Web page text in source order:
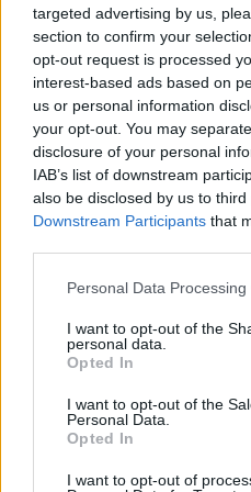
targeted advertising by us,
section to confirm your
opt-out request is processed
interest-based ads based on
us or personal information
your opt-out. You may
disclosure of your personal
IAB’s list of downstream
also be disclosed by us to
Downstream Participants that
Personal Data
I want to opt-out of the
personal data.
Opted In
I want to opt-out of the
Personal Data.
Opted In
I want to opt-out of
Inoltre si segnalano:
laYOUNG SUMMER
ndr – dedicata a tutti i
navigazione con
GIGA
la nuova KIDSunder 6:60
gratuitamente:
dell’edutainmentdei nostri
L’app è inclusa per 12 mesi,
WINDTRE Family Protect